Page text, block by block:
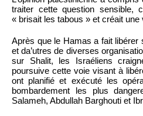
traiter cette question
« brisait les tabous » et créait une
Après que le Hamas a fait libérer
et da’utres de diverses
sur Shalit, les Israéliens
poursuive cette voie visant à
ont planifié et exécuté les
bombardement les plus
Salameh, Abdullah Barghouti et